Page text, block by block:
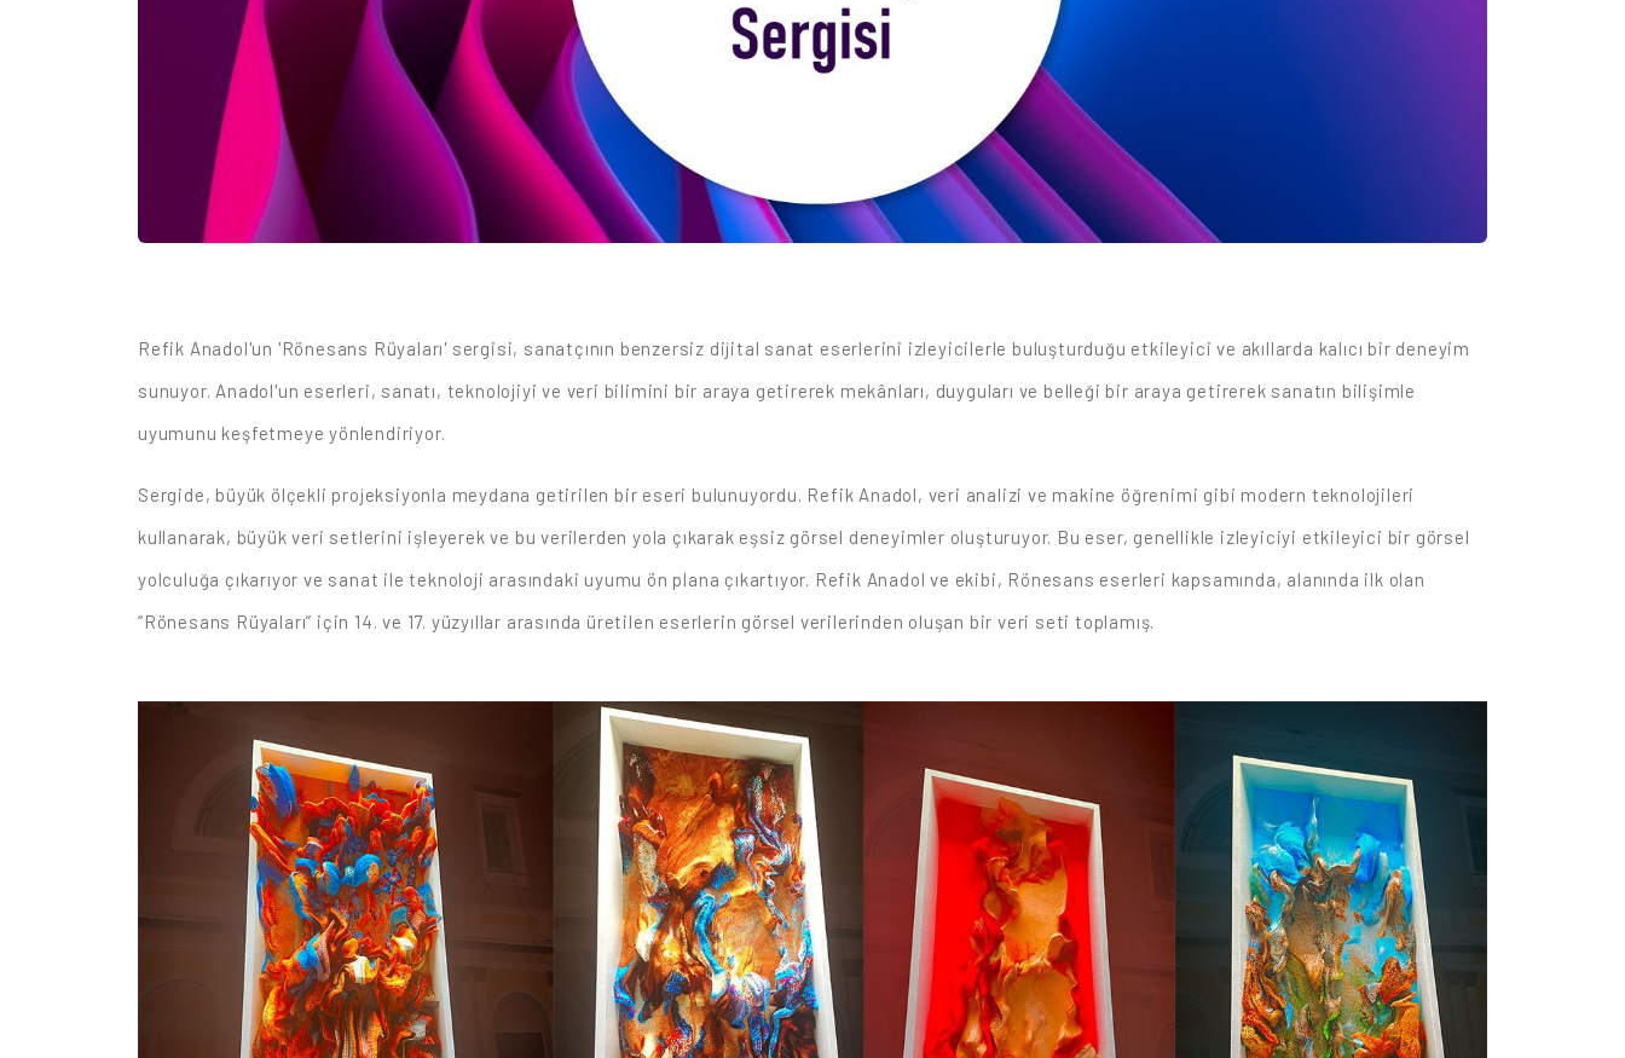
Refik Anadol'un 'Rönesans Rüyaları' sergisi, sanatçının benzersiz dijital sanat eserlerini izleyicilerle buluşturduğu etkileyici ve akıllarda kalıcı bir deneyim
sunuyor. Anadol'un eserleri, sanatı, teknolojiyi ve veri bilimini bir araya getirerek mekânları, duyguları ve belleği bir araya getirerek sanatın bilişimle
uyumunu keşfetmeye yönlendiriyor.
Sergide, büyük ölçekli projeksiyonla meydana getirilen bir eseri bulunuyordu. Refik Anadol, veri analizi ve makine öğrenimi gibi modern teknolojileri
kullanarak, büyük veri setlerini işleyerek ve bu verilerden yola çıkarak eşsiz görsel deneyimler oluşturuyor. Bu eser, genellikle izleyiciyi etkileyici bir görsel
yolculuğa çıkarıyor ve sanat ile teknoloji arasındaki uyumu ön plana çıkartıyor. Refik Anadol ve ekibi, Rönesans eserleri kapsamında, alanında ilk olan
“Rönesans Rüyaları” için 14. ve 17. yüzyıllar arasında üretilen eserlerin görsel verilerinden oluşan bir veri seti toplamış.